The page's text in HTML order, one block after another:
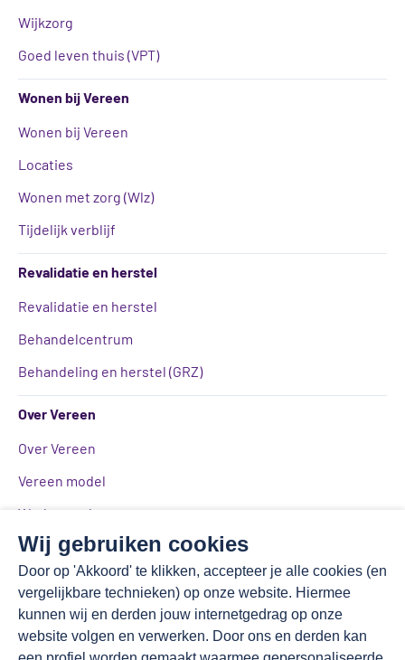
Wij gebruiken cookies
Door op 'Akkoord' te klikken, accepteer je alle cookies (en
vergelijkbare technieken) op onze website. Hiermee
kunnen wij en derden jouw internetgedrag op onze
website volgen en verwerken. Door ons en derden kan
Wijkzorg
Goed leven thuis (VPT)
Wonen bij Vereen
Wonen bij Vereen
Locaties
Wonen met zorg (Wlz)
Tijdelijk verblijf
Revalidatie en herstel
Revalidatie en herstel
Behandelcentrum
Behandeling en herstel (GRZ)
Over Vereen
Over Vereen
Vereen model
Werken en leren
Kwaliteitsbeeld
Medezeggenschap
Toezicht en aansturing
Vereen magazine